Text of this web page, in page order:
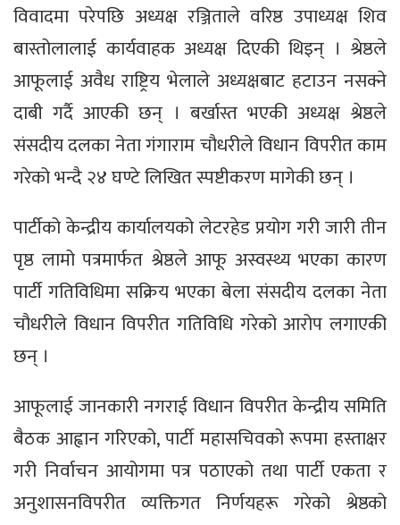
विवादमा परेपछि अध्यक्ष रञ्जिताले वरिष्ठ उपाध्यक्ष शिव
बास्तोलालाई कार्यवाहक अध्यक्ष दिएकी थिइन् । श्रेष्ठले
आफूलाई अवैध राष्ट्रिय भेलाले अध्यक्षबाट हटाउन नसक्ने
दाबी गर्दै आएकी छन् । बर्खास्त भएकी अध्यक्ष श्रेष्ठले
संसदीय दलका नेता गंगाराम चौधरीले विधान विपरीत काम
गरेको भन्दै २४ घण्टे लिखित स्पष्टीकरण मागेकी छन् ।
पार्टीको केन्द्रीय कार्यालयको लेटरहेड प्रयोग गरी जारी तीन
पृष्ठ लामो पत्रमार्फत श्रेष्ठले आफू अस्वस्थ्य भएका कारण
पार्टी गतिविधिमा सक्रिय भएका बेला संसदीय दलका नेता
चौधरीले विधान विपरीत गतिविधि गरेको आरोप लगाएकी
छन् ।
आफूलाई जानकारी नगराई विधान विपरीत केन्द्रीय समिति
बैठक आह्वान गरिएको, पार्टी महासचिवको रूपमा हस्ताक्षर
गरी निर्वाचन आयोगमा पत्र पठाएको तथा पार्टी एकता र
अनुशासनविपरीत व्यक्तिगत निर्णयहरू गरेको श्रेष्ठको